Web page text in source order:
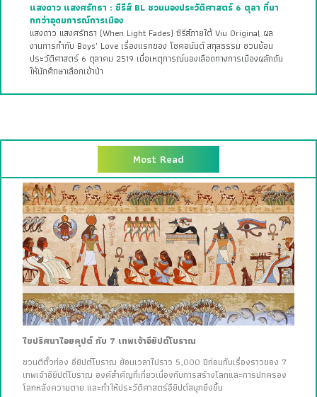
แสงดาว แสงศรัทธา : ซีรีส์ BL ชวนมองประวัติศาสตร์ 6 ตุลา ที่มา
กกว่าอุดมการณ์การเมือง
แสงดาว แสงศรัทธา (When Light Fades) ซีรีส์ภายใต้ Viu Original ผล
งานการกำกับ Boys’ Love เรื่องแรกของ โชคอนันต์ สกุลธรรม ชวนย้อน
ประวัติศาสตร์ 6 ตุลาคม 2519 เมื่อเหตุการณ์นองเลือดทางการเมืองผลักดัน
ให้นักศึกษาเลือกเข้าป่า
Most Read
ไขปริศนาไอยคุปต์ กับ 7 เทพเจ้าอียิปต์โบราณ
ชวนตีตั๋วท่อง อียิปต์โบราณ ย้อนเวลาไปราว 5,000 ปีก่อนกับเรื่องราวของ 7
เทพเจ้าอียิปต์โบราณ องค์สำคัญที่เกี่ยวเนื่องกับการสร้างโลกและการปกครอง
โลกหลังความตาย และทำให้ประวัติศาสตร์อียิปต์สนุกยิ่งขึ้น